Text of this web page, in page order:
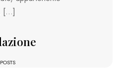
[…]
POSTS